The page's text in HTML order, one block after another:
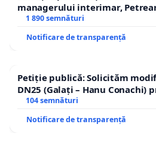
managerului interimar,
1 890 semnături
Notificare de transparență
Petiție publică: Solicităm
DN25 (Galați – Hanu Conachi)
traseului în afara localităților!
104 semnături
Notificare de transparență